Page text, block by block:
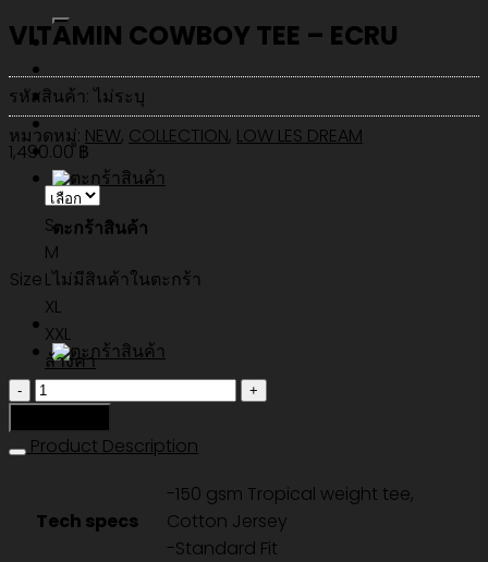
ตะกร้าสินค้า
ไม่มีสินค้าในตะกร้า
VITAMIN COWBOY TEE – ECRU
รหัสสินค้า:ไม่ระบุ
หมวดหมู่: NEW, COLLECTION, LOW LES DREAM
1,490.00฿
Size
S
M
L
XL
XXL
ล้างค่า
จำนวน
COWBOY
ECRU
Product Description
Tech specs
-150 gsm Tropical weight tee,
Cotton Jersey
-Standard Fit